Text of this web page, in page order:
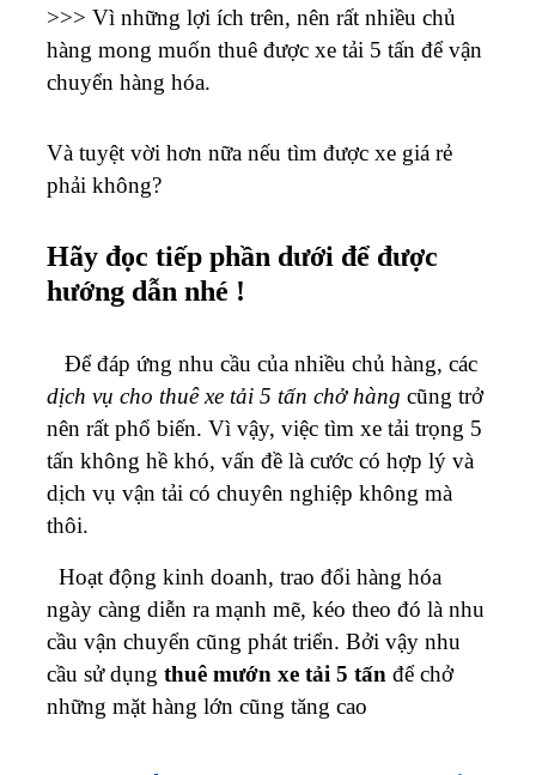
>>> Vì những lợi ích trên, nên rất nhiều chủ
hàng mong muốn thuê được xe tải 5 tấn để vận
chuyển hàng hóa.
Và tuyệt vời hơn nữa nếu tìm được xe giá rẻ
phải không?
Hãy đọc tiếp phần dưới để được
hướng dẫn nhé !
Để đáp ứng nhu cầu của nhiều chủ hàng, các
dịch vụ cho thuê xe tải 5 tấn chở hàng cũng trở
nên rất phổ biến. Vì vậy, việc tìm xe tải trọng 5
tấn không hề khó, vấn đề là cước có hợp lý và
dịch vụ vận tải có chuyên nghiệp không mà
thôi.
Hoạt động kinh doanh, trao đổi hàng hóa
ngày càng diễn ra mạnh mẽ, kéo theo đó là nhu
cầu vận chuyển cũng phát triển. Bởi vậy nhu
cầu sử dụng thuê mướn xe tải 5 tấn để chở
những mặt hàng lớn cũng tăng cao